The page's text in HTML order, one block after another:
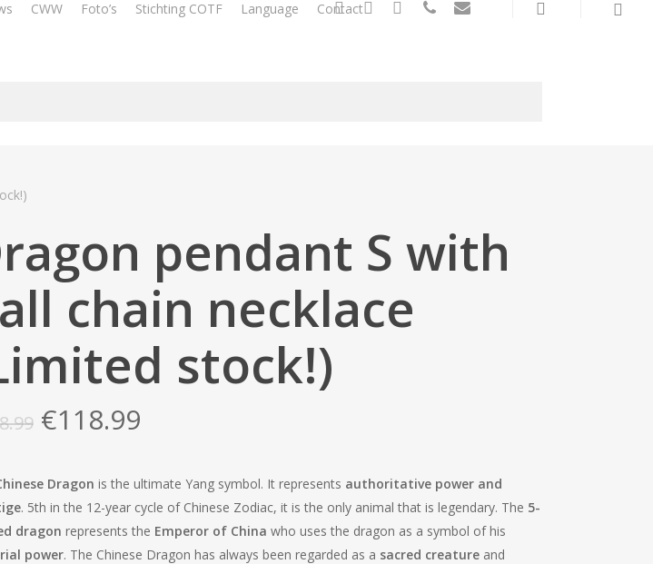
CWW Foto’s Stichting COTF Language Contact
twitterfacebooklinkedin phone email search
pendant S with
chain necklace
stock!)
Oorspronkelijke
was:
€128.99.
€118.99Huidige
is:
€118.99.
Dragon is the ultimate Yang symbol. It represents authoritative power and
. 5th in the 12-year cycle of Chinese Zodiac, it is the only animal that is legendary. The 5-
dragon represents the Emperor of China who uses the dragon as a symbol of his
power. The Chinese Dragon has always been regarded as a sacred creatureand